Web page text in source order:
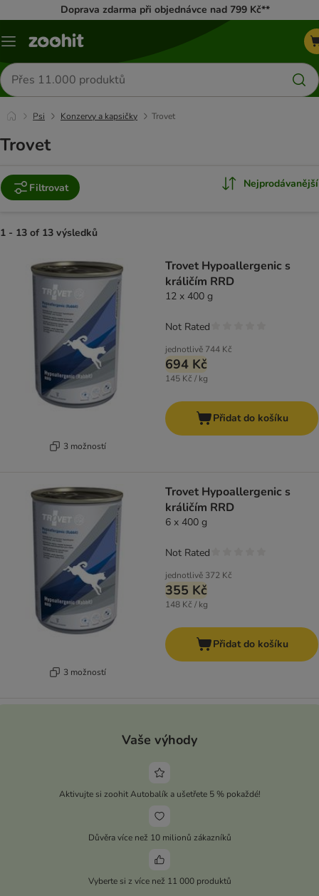
Doprava zdarma při objednávce nad 799 Kč**
Menu
Hledat
produkty
Psi Konzervy a kapsičky Trovet
Trovet
Filtrovat Nejprodávanější
1 - 13 of 13 výsledků
3 možností
Trovet Hypoallergenic s
králičím RRD
12 x 400 g
jednotlivě 744 Kč
694 Kč
145 Kč / kg
Not Rated
Přidat do košíku
3 možností
Trovet Hypoallergenic s
králičím RRD
6 x 400 g
jednotlivě 372 Kč
355 Kč
148 Kč / kg
Not Rated
Přidat do košíku
Vaše výhody
Aktivujte si zoohit Autobalík a ušetřete 5 % pokaždé!
Důvěra více než 10 milionů zákazníků
Vyberte si z více než 11 000 produktů